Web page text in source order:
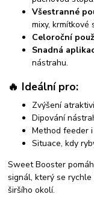
Všestranné
mixy, krmítkové
Celoroční
Snadná
nástrahu.
🔥 Ideální pro:
Zvýšení
Dipování
Method feeder
Situace, kdy
Sweet Booster
signál, který se
širšího okolí.